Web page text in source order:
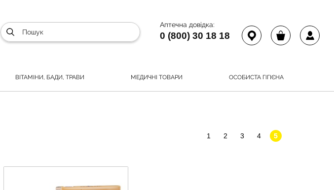
Аптечна довідка:
0 (800) 30 18 18
ВІТАМІНИ, БАДИ, ТРАВИ МЕДИЧНІ ТОВАРИ ОСОБИСТА ГІГІЄНА
1
2 3 4 5